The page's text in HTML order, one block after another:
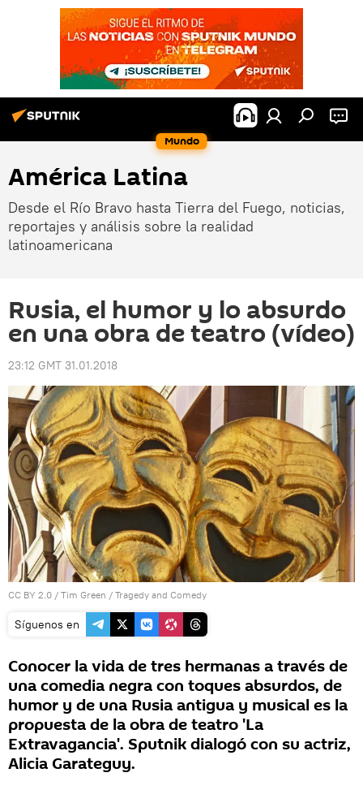
Mundo
América Latina
Desde el Río Bravo hasta Tierra del Fuego, noticias,
reportajes y análisis sobre la realidad
latinoamericana
Rusia, el humor y lo absurdo
en una obra de teatro (vídeo)
23:12 GMT 31.01.2018
CC BY 2.0 / Tim Green / Tragedy and Comedy
Síguenos en
Conocer la vida de tres hermanas a través de
una comedia negra con toques absurdos, de
humor y de una Rusia antigua y musical es la
propuesta de la obra de teatro 'La
Extravagancia'. Sputnik dialogó con su actriz,
Alicia Garateguy.